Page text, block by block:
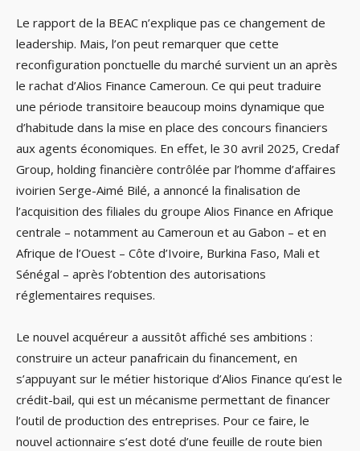
Le rapport de la BEAC n’explique pas ce changement de
leadership. Mais, l’on peut remarquer que cette
reconfiguration ponctuelle du marché survient un an après
le rachat d’Alios Finance Cameroun. Ce qui peut traduire
une période transitoire beaucoup moins dynamique que
d’habitude dans la mise en place des concours financiers
aux agents économiques. En effet, le 30 avril 2025, Credaf
Group, holding financière contrôlée par l’homme d’affaires
ivoirien Serge-Aimé Bilé, a annoncé la finalisation de
l’acquisition des filiales du groupe Alios Finance en Afrique
centrale – notamment au Cameroun et au Gabon – et en
Afrique de l’Ouest – Côte d’Ivoire, Burkina Faso, Mali et
Sénégal – après l’obtention des autorisations
réglementaires requises.
Le nouvel acquéreur a aussitôt affiché ses ambitions :
construire un acteur panafricain du financement, en
s’appuyant sur le métier historique d’Alios Finance qu’est le
crédit-bail, qui est un mécanisme permettant de financer
l’outil de production des entreprises. Pour ce faire, le
nouvel actionnaire s’est doté d’une feuille de route bien